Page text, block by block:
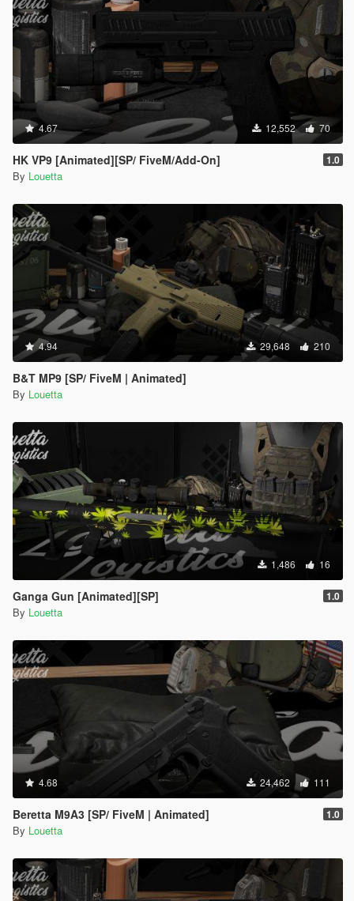
4.67 12,552 70
HK VP9 [Animated][SP/ FiveM/Add-On] 1.0
By Louetta
4.94 29,648 210
B&T MP9 [SP/ FiveM | Animated]
By Louetta
1,486 16
Ganga Gun [Animated][SP] 1.0
By Louetta
4.68 24,462 111
Beretta M9A3 [SP/ FiveM | Animated] 1.0
By Louetta